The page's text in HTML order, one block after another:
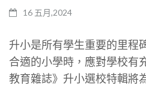
16 五月,2024
升小是所有學生重要的里程
合適的小學時，應對學校有
教育雜誌》升小選校特輯將